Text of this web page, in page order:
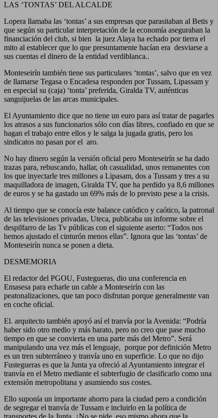
LAS ‘TONTAS’ DEL ALCALDE
Lopera llamaba las ‘tontas’ a sus empresas que parasitaban al Betis y
que según su particular interpretación de la economía aseguraban la
financiación del club, si bien la juez Alaya ha echado por tierra el
mito al establecer que lo que presuntamente hacían era desviarse a
sus cuentas el dinero de la entidad verdiblanca..
Monteseirín también tiene sus particulares ‘tontas’, salvo que en vez
de llamarse Tegasa o Encadesa responden por Tussam, Lipassam y
en especial su (caja) ‘tonta’ preferida, Giralda TV, auténticas
sanguijuelas de las arcas municipales.
El Ayuntamiento dice que no tiene un euro para así tratar de pagarles
los atrasos a sus funcionarios sólo con días libres, confiado en que se
hagan el trabajo entre ellos y le salga la jugada gratis, pero los
sindicatos no pasan por el aro.
No hay dinero según la versión oficial pero Monteseirín se ha dado
trazas para, rebuscando, hallar, oh casualidad, unos remanentes con
los que inyectarle tres millones a Lipasam, dos a Tussam y tres a su
maquilladora de imagen, Giralda TV, que ha perdido ya 8,6 millones
de euros y se ha gastado un 69% más de lo previsto pese a la crisis.
Al tiempo que se conocía este balance catódico y caótico, la patronal
de las televisiones privadas, Uteca, publicaba un informe sobre el
despilfarro de las Tv públicas con el siguiente aserto: “Todos nos
hemos ajustado el cinturón menos ellas”. Ignora que las ‘tontas’ de
Monteseirín nunca se ponen a dieta.
DESMEMORIA
El redactor del PGOU, Fustegueras, dio una conferencia en
Emasesa para echarle un cable a Monteseirín con las
peatonalizaciones, que tan poco disfrutan porque generalmente van
en coche oficial.
El. arquitecto también apoyó así el tranvía por la Avenida: “Podría
haber sido otro medio y más barato, pero no creo que pase mucho
tiempo en que se convierta en una parte más del Metro”. Será
manipulando una vez más el lenguaje, porque por definición Metro
es un tren subterráneo y tranvía uno en superficie. Lo que no dijo
Fustegueras es que la Junta ya ofreció al Ayuntamiento integrar el
tranvía en el Metro mediante el subterfugio de clasificarlo como una
extensión metropolitana y asumiendo sus costes.
Ello suponía un importante ahorro para la ciudad pero a condición
de segregar el tranvía de Tussam e incluirlo en la política de